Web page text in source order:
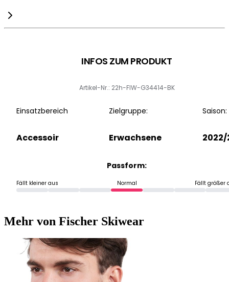
INFOS ZUM PRODUKT
Artikel-Nr.: 22h-FIW-G34414-BK
Einsatzbereich
Accessoir
Zielgruppe:
Erwachsene
Saison:
2022/
Passform:
Fällt kleiner aus Normal Fällt größer
Mehr von Fischer Skiwear